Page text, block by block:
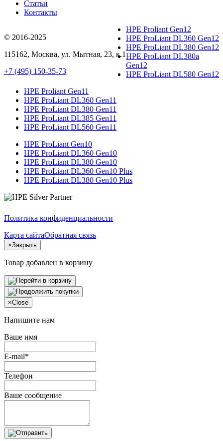
Статьи
Контакты
© 2016-2025
115162, Москва, ул. Мытная, 23, к.1
+7 (495) 150-35-73
HPE Proliant Gen12
HPE ProLiant DL360 Gen12
HPE ProLiant DL380 Gen12
HPE ProLiant DL380a
Gen12
HPE ProLiant DL580 Gen12
HPE Proliant Gen11
HPE ProLiant DL360 Gen11
HPE ProLiant DL380 Gen11
HPE ProLiant DL385 Gen11
HPE ProLiant DL560 Gen11
HPE ProLiant Gen10
HPE ProLiant DL360 Gen10
HPE ProLiant DL380 Gen10
HPE ProLiant DL360 Gen10 Plus
HPE ProLiant DL380 Gen10 Plus
Политика конфиденциальности
Карта сайтаОбратная связь
×Закрыть
Товар добавлен в корзину
×Close
Напишите нам
Ваше имя
E-mail*
Телефон
Ваше сообщение